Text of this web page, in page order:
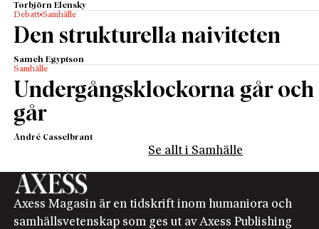
Torbjörn Elensky
Debatt Samhälle
Den strukturella naiviteten
Sameh Egyptson
Samhälle
Undergångsklockorna går och
går
André Casselbrant
Se allt i Samhälle
Axess Magasin är en tidskrift inom humaniora och
samhällsvetenskap som ges ut av Axess Publishing